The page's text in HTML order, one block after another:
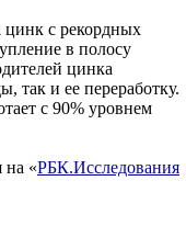
с рекордных
в полосу
цинка
так и ее переработку.
с 90% уровнем
на «РБК.Исследования